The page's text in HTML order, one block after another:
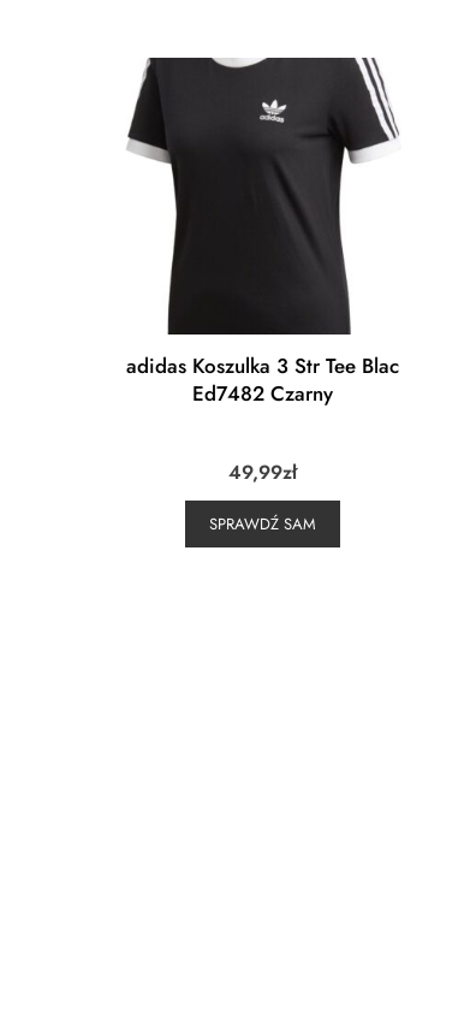
adidas Koszulka 3 Str Tee Blac
Ed7482 Czarny
49,99zł
SPRAWDŹ SAM